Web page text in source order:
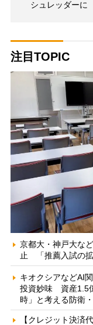
シュレッダーに
注目TOPIC
京都大・神戸大な
止 「推薦入試の
キオクシアなどAI
投資妙味 資産1.5
時」と考える防衛
【クレジット決済